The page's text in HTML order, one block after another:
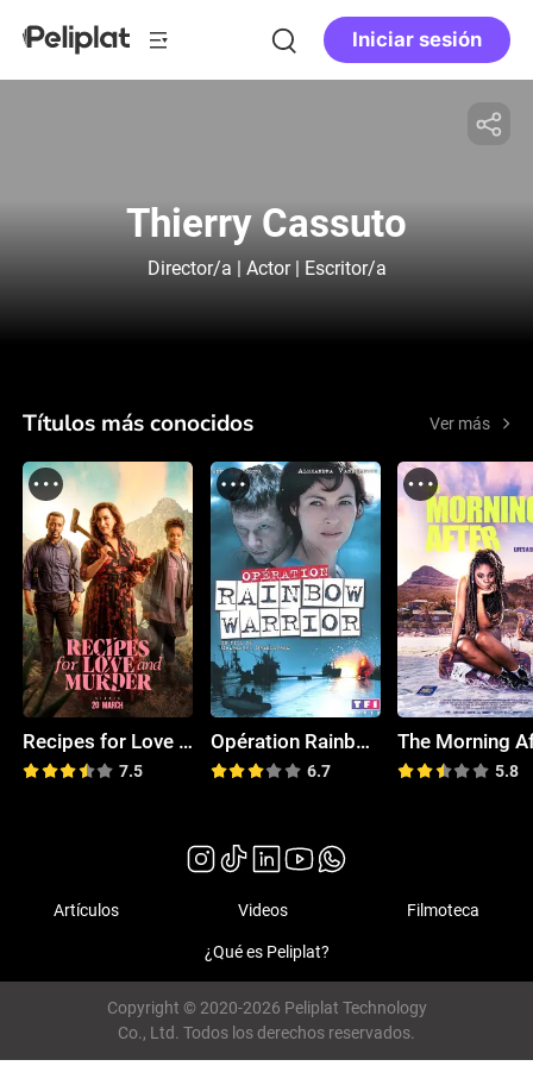
Iniciar sesión
Thierry Cassuto
Director/a | Actor | Escritor/a
Títulos más conocidos Ver más
Recipes for Love and Murder
7.5
Opération Rainbow Warrior
6.7
The Morning
5.8
Artículos Videos Filmoteca
¿Qué es Peliplat?
Copyright © 2020-2026 Peliplat Technology
Co., Ltd. Todos los derechos reservados.